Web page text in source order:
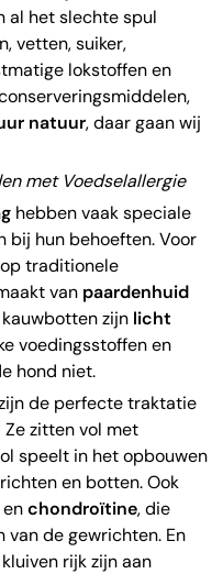
al het slechte spul
vetten, suiker,
lokstoffen en
natuur, daar gaan wij
met Voedselallergie
hebben vaak speciale
bij hun behoeften. Voor
traditionele
van paardenhuid
zijn licht
voedingsstoffen en
hond niet.
de perfecte traktatie
Ze zitten vol met
speelt in het opbouwen
en botten. Ook
enchondroïtine, die
van de gewrichten. En
rijk zijn aan